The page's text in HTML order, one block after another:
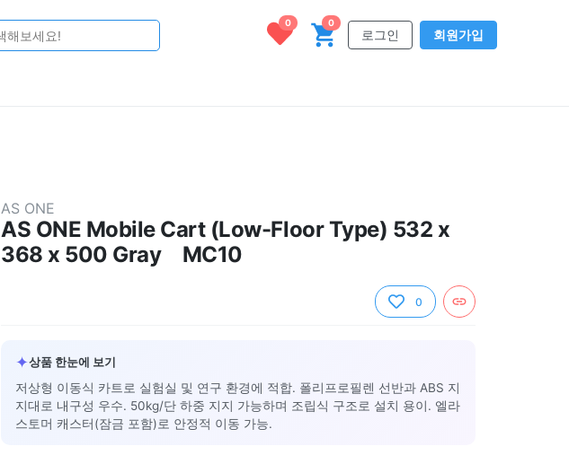
0 0
로그인 회원가입
AS ONE
AS ONE Mobile Cart (Low-Floor Type) 532 x
368 x 500 Gray MC10
0
✦상품 한눈에 보기
저상형 이동식 카트로 실험실 및 연구 환경에 적합. 폴리프로필렌 선반과 ABS 지
지대로 내구성 우수. 50kg/단 하중 지지 가능하며 조립식 구조로 설치 용이. 엘라
스토머 캐스터(잠금 포함)로 안정적 이동 가능.